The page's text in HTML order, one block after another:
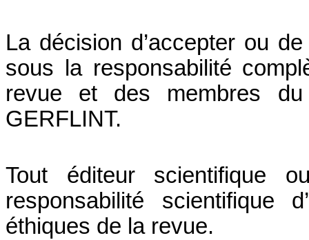
La décision d’accepter ou
sous la responsabilité
revue et des membres
GERFLINT.
Tout éditeur scientifique
responsabilité scientifique
éthiques de la revue.